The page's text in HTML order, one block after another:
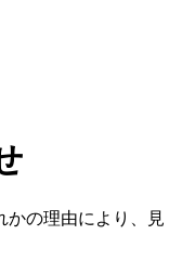
かの理由により、見